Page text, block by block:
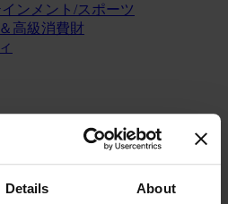
Details About
ンメント/スポーツ
高級消費財
ー